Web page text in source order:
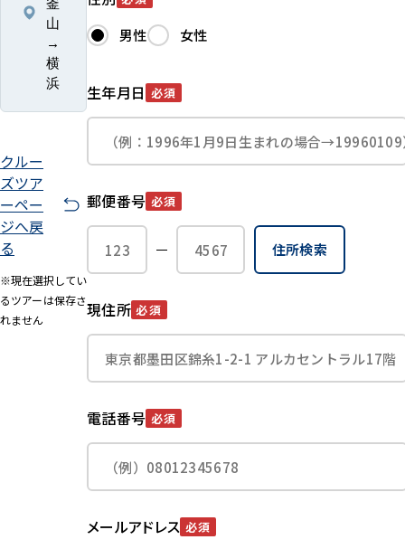
山
→
横
浜
クルー
ズツア
ーペー
ジへ戻
る
※現在選択してい
るツアーは保存さ
れません
男性 女性
生年月日 必須
郵便番号 必須
住所検索
現住所 必須
電話番号 必須
メールアドレス 必須